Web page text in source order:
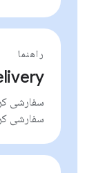
راهنما
سفارشی
سفارشی